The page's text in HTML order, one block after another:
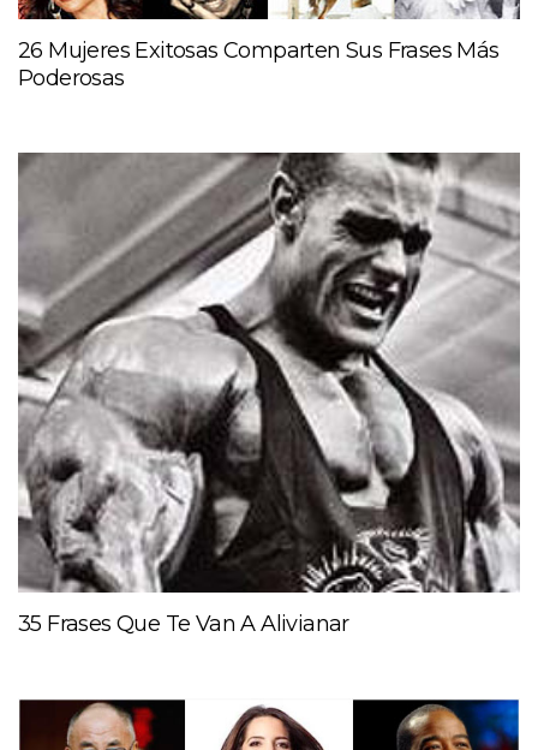
26 Mujeres Exitosas Comparten Sus Frases Más
Poderosas
35 Frases Que Te Van A Alivianar